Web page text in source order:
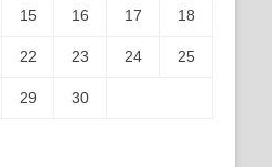
15 16 17 18
22 23 24 25
29 30